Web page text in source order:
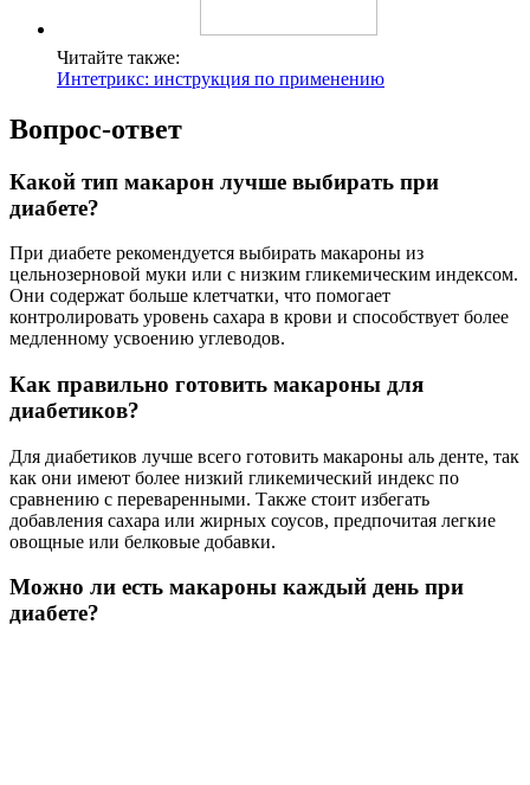
Читайте также:
Интетрикс: инструкция по применению
Вопрос-ответ
Какой тип макарон лучше выбирать при
диабете?
При диабете рекомендуется выбирать макароны из
цельнозерновой муки или с низким гликемическим индексом.
Они содержат больше клетчатки, что помогает
контролировать уровень сахара в крови и способствует более
медленному усвоению углеводов.
Как правильно готовить макароны для
диабетиков?
Для диабетиков лучше всего готовить макароны аль денте, так
как они имеют более низкий гликемический индекс по
сравнению с переваренными. Также стоит избегать
добавления сахара или жирных соусов, предпочитая легкие
овощные или белковые добавки.
Можно ли есть макароны каждый день при
диабете?